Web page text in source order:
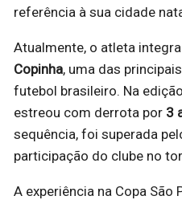
referência à sua cidade
Atualmente, o atleta
Copinha, uma das
futebol brasileiro. Na
estreou com derrota por 3
sequência, foi superada
participação do clube no
A experiência na Copa São